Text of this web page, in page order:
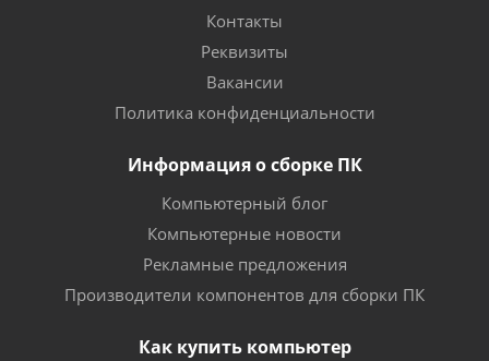
Контакты
Реквизиты
Вакансии
Политика конфиденциальности
Информация о сборке ПК
Компьютерный блог
Компьютерные новости
Рекламные предложения
Производители компонентов для сборки ПК
Как купить компьютер